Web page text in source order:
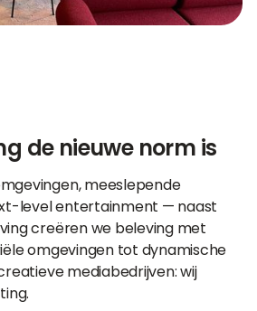
de nieuwe norm is
meeslepende
level entertainment — naast
creëren we beleving met
omgevingen tot dynamische
mediabedrijven: wij